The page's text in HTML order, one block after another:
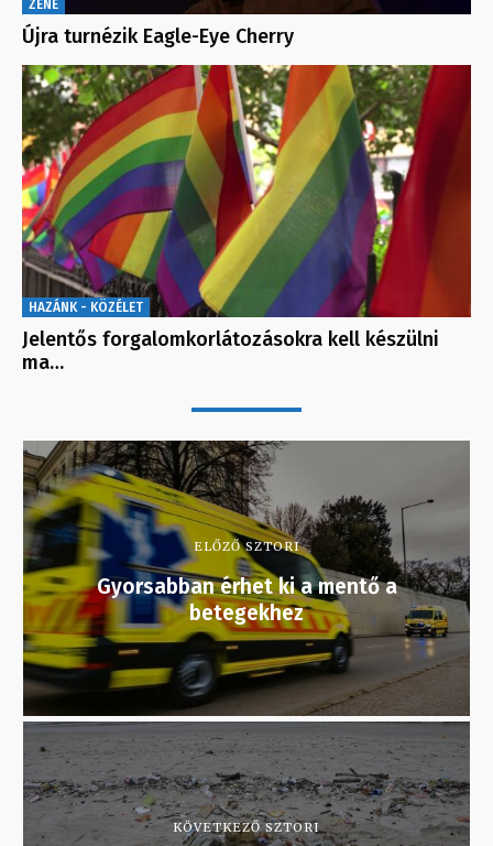
ZENE
Újra turnézik Eagle-Eye Cherry
HAZÁNK - KÖZÉLET
Jelentős forgalomkorlátozásokra kell készülni
ma…
ELŐZŐ SZTORI
Gyorsabban érhet ki a mentő a
betegekhez
KÖVETKEZŐ SZTORI